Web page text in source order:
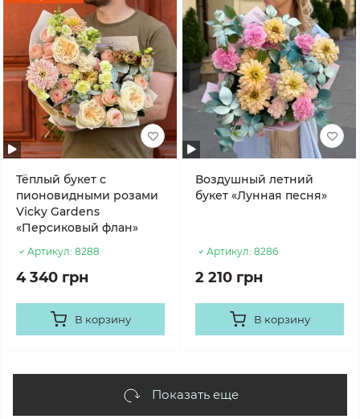
Тёплый букет с
пионовидными розами
Vicky Gardens
«Персиковый флан»
Артикул: 8288
4 340 грн
В корзину
Воздушный летний
букет «Лунная песня»
Артикул: 8286
2 210 грн
В корзину
Показать еще